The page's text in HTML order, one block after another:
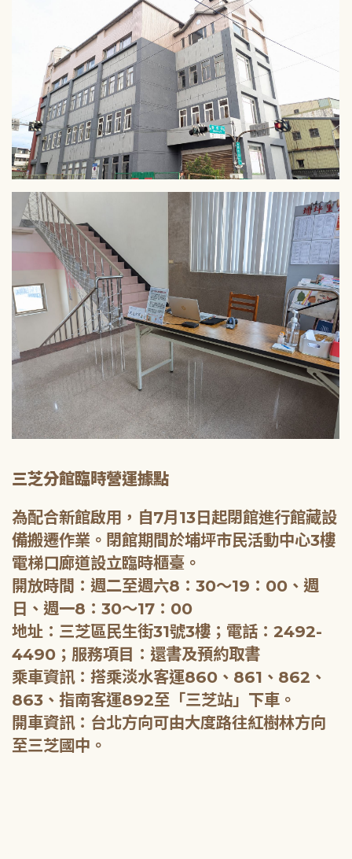
三芝分館臨時營運據點
為配合新館啟用，自7月13日起閉館進行館藏設
備搬遷作業。閉館期間於埔坪市民活動中心3樓
電梯口廊道設立臨時櫃臺。
開放時間：週二至週六8：30～19：00、週
日、週一8：30～17：00
地址：三芝區民生街31號3樓；電話：2492-
4490；服務項目：還書及預約取書
乘車資訊：搭乘淡水客運860、861、862、
863、指南客運892至「三芝站」下車。
開車資訊：台北方向可由大度路往紅樹林方向
至三芝國中。